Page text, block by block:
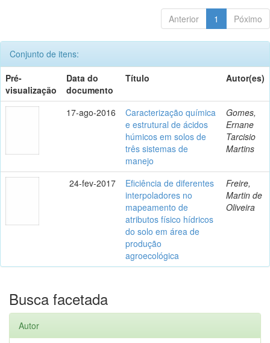
Anterior 1 Póximo
Conjunto de itens:
Pré-
visualização
Data do
documento
Título Autor(es)
17-ago-2016
Caracterização química
e estrutural de ácidos
húmicos em solos de
três sistemas de
manejo
Gomes,
Ernane
Tarcisio
Martins
24-fev-2017
Eficiência de diferentes
interpoladores no
mapeamento de
atributos físico hídricos
do solo em área de
produção
agroecológica
Freire,
Martin de
Oliveira
Busca facetada
Autor